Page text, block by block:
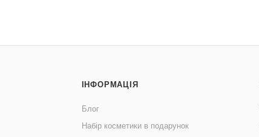
ІНФОРМАЦІЯ
Блог
Набір косметики в подарунок